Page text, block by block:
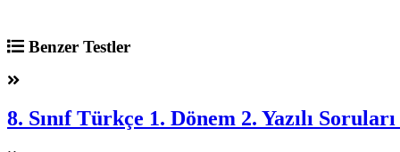
Benzer Testler
8. Sınıf Türkçe 1. Dönem 2. Yazılı